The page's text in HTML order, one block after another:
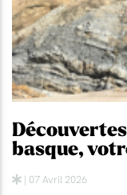
basque,
| 07 Avril 2026